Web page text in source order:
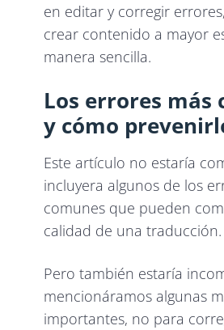
en editar y corregir
crear contenido a mayor
manera sencilla.
Los errores más
y cómo
Este artículo no estaría
incluyera algunos de los
comunes que pueden
calidad de una traducción.
Pero también estaría
mencionáramos algunas
importantes, no para